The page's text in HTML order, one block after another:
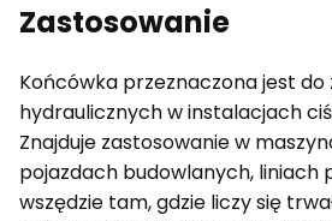
Zastosowanie
Końcówka przeznaczona jest do
hydraulicznych w instalacjach
Znajduje zastosowanie w
pojazdach budowlanych, liniach
wszędzie tam, gdzie liczy się